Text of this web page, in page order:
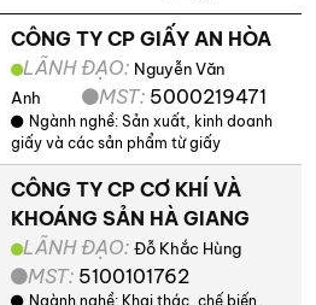
CÔNG TY CP GIẤY AN HÒA
LÃNH ĐẠO: Nguyễn Văn
Anh
MST: 5000219471
Ngành nghề: Sản xuất, kinh doanh
giấy và các sản phẩm từ giấy
CÔNG TY CP CƠ KHÍ VÀ
KHOÁNG SẢN HÀ GIANG
LÃNH ĐẠO: Đỗ Khắc Hùng
MST: 5100101762
Ngành nghề: Khai thác, chế biến,